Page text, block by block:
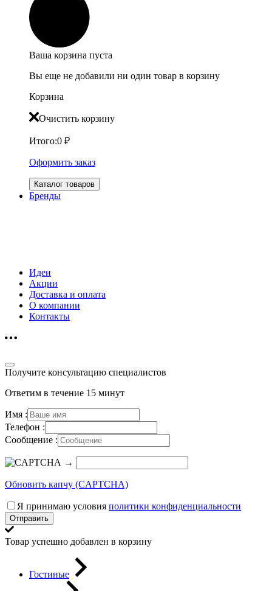
Ваша корзина пуста
Вы еще не добавили ни один товар в корзину
Корзина
Очистить корзину
Итого:0 ₽
Оформить заказ
Каталог товаров
Бренды
Идеи
Акции
Доставка и оплата
О компании
Контакты
Получите консультацию специалистов
Ответим в течение 15 минут
Имя :
Телефон :
Сообщение :
→
Обновить капчу (CAPTCHA)
Я принимаю условия политики конфиденциальности
Отправить
Товар успешно добавлен в корзину
Гостиные